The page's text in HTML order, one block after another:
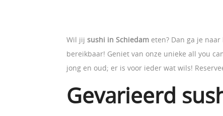
Wil jij sushi in Schiedam eten? Dan ga je naar
bereikbaar! Geniet van onze unieke all you
jong en oud; er is voor ieder wat wils!
Gevarieerd